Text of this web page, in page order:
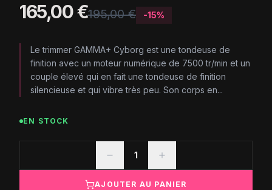
165,00 €195,00 € -15%
Le trimmer GAMMA+ Cyborg est une tondeuse de
finition avec un moteur numérique de 7500 tr/min et un
couple élevé qui en fait une tondeuse de finition
silencieuse et qui vibre très peu. Son corps en...
EN STOCK
1
AJOUTER AU PANIER